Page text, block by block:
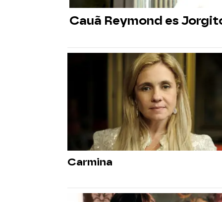
Cauã Reymond es
Carmina